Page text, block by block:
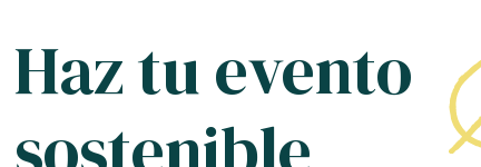
Haz tu evento